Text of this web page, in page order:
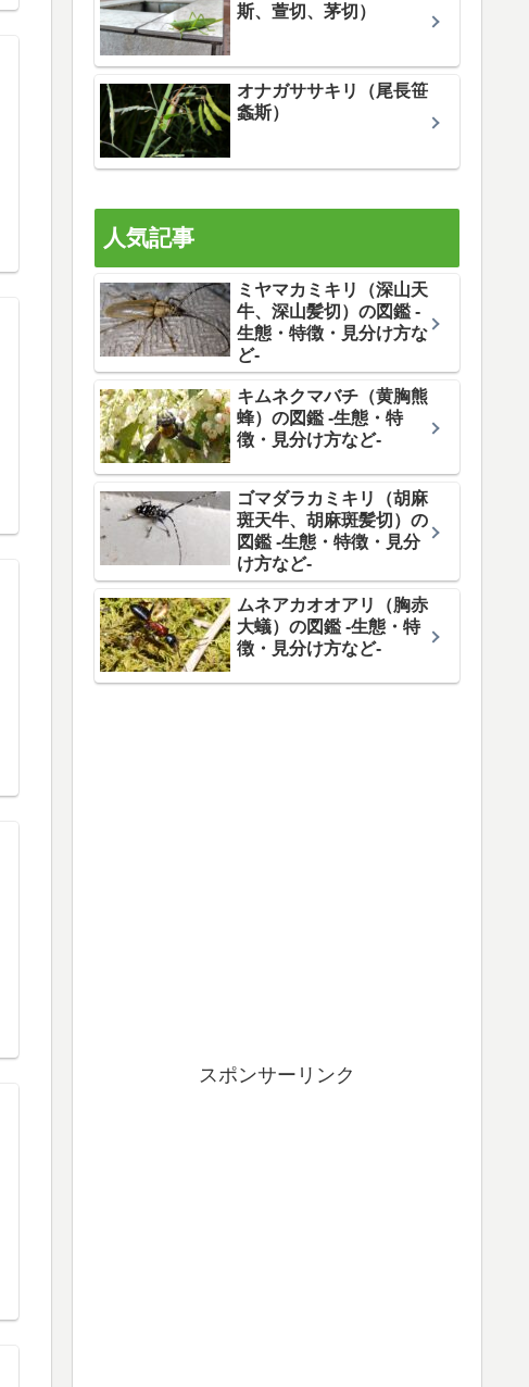
斯、萱切、茅切）
オナガササキリ（尾長笹
螽斯）
人気記事
ミヤマカミキリ（深山天
牛、深山髪切）の図鑑 -
生態・特徴・見分け方な
ど-
キムネクマバチ（黄胸熊
蜂）の図鑑 -生態・特
徴・見分け方など-
ゴマダラカミキリ（胡麻
斑天牛、胡麻斑髪切）の
図鑑 -生態・特徴・見分
け方など-
ムネアカオオアリ（胸赤
大蟻）の図鑑 -生態・特
徴・見分け方など-
スポンサーリンク